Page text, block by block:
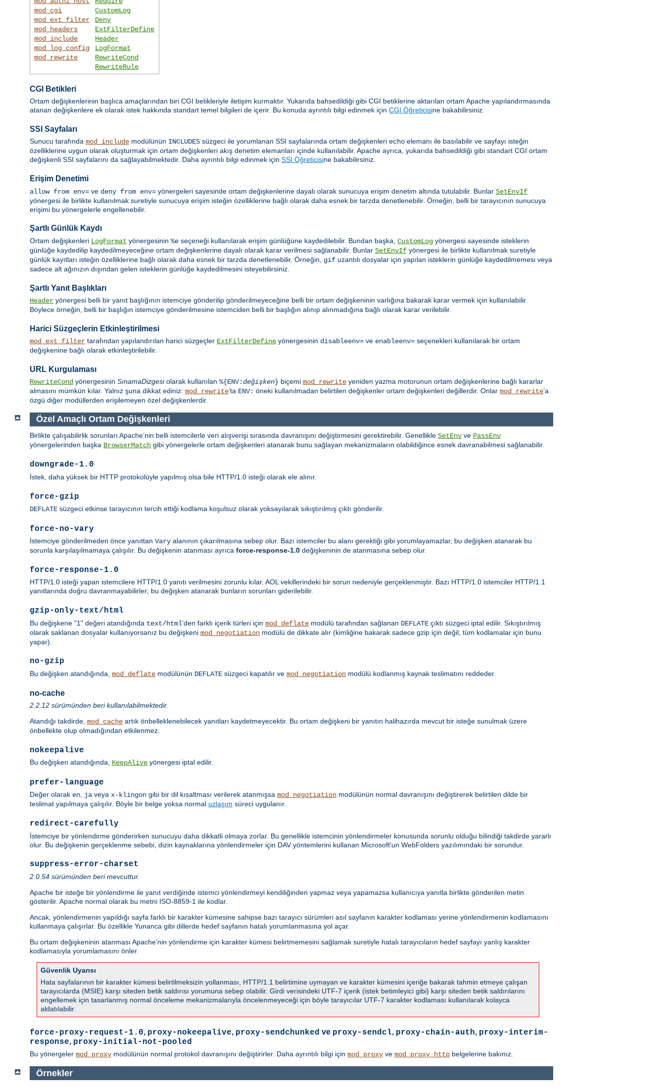
mod_cgi
mod_ext_filter
mod_headers
mod_include
mod_log_config
mod_rewrite
CustomLog
Deny
ExtFilterDefine
Header
LogFormat
RewriteCond
RewriteRule
CGI Betikleri
Ortam değişkenlerinin başlıca amaçlarından biri CGI betikleriyle iletişim kurmaktır. Yukarıda bahsedildiği gibi CGI betiklerine aktarılan ortam Apache yapılandırmasında
atanan değişkenlere ek olarak istek hakkında standart temel bilgileri de içerir. Bu konuda ayrıntılı bilgi edinmek için CGI Öğreticisine bakabilirsiniz.
SSI Sayfaları
Sunucu tarafında mod_include modülünün INCLUDES süzgeci ile yorumlanan SSI sayfalarında ortam değişkenleri echo elemanı ile basılabilir ve sayfayı isteğin
özelliklerine uygun olarak oluşturmak için ortam değişkenleri akış denetim elemanları içinde kullanılabilir. Apache ayrıca, yukarıda bahsedildiği gibi standart CGI ortam
değişkenli SSI sayfalarını da sağlayabilmektedir. Daha ayrıntılı bilgi edinmek için SSI Öğreticisine bakabilirsiniz.
Erişim Denetimi
allow from env= ve deny from env= yönergeleri sayesinde ortam değişkenlerine dayalı olarak sunucuya erişim denetim altında tutulabilir. Bunlar SetEnvIf
yönergesi ile birlikte kullanılmak suretiyle sunucuya erişim isteğin özelliklerine bağlı olarak daha esnek bir tarzda denetlenebilir. Örneğin, belli bir tarayıcının sunucuya
erişimi bu yönergelerle engellenebilir.
Şartlı Günlük Kaydı
Ortam değişkenleri LogFormat yönergesinin %e seçeneği kullanılarak erişim günlüğüne kaydedilebilir. Bundan başka, CustomLog yönergesi sayesinde isteklerin
günlüğe kaydedilip kaydedilmeyeceğine ortam değişkenlerine dayalı olarak karar verilmesi sağlanabilir. Bunlar SetEnvIf yönergesi ile birlikte kullanılmak suretiyle
günlük kayıtları isteğin özelliklerine bağlı olarak daha esnek bir tarzda denetlenebilir. Örneğin, gif uzantılı dosyalar için yapılan isteklerin günlüğe kaydedilmemesi veya
sadece alt ağınızın dışından gelen isteklerin günlüğe kaydedilmesini isteyebilirsiniz.
Şartlı Yanıt Başlıkları
Header yönergesi belli bir yanıt başlığının istemciye gönderilip gönderilmeyeceğine belli bir ortam değişkeninin varlığına bakarak karar vermek için kullanılabilir.
Böylece örneğin, belli bir başlığın istemciye gönderilmesine istemciden belli bir başlığın alınıp alınmadığına bağlı olarak karar verilebilir.
Harici Süzgeçlerin Etkinleştirilmesi
mod_ext_filter tarafından yapılandırılan harici süzgeçler ExtFilterDefine yönergesinin disableenv= ve enableenv= seçenekleri kullanılarak bir ortam
değişkenine bağlı olarak etkinleştirilebilir.
URL Kurgulaması
RewriteCond yönergesinin SınamaDizgesiolarak kullanılan %{ENV:değişken} biçemi mod_rewrite yeniden yazma motorunun ortam değişkenlerine bağlı kararlar
almasını mümkün kılar. Yalnız şuna dikkat ediniz: mod_rewrite’ta ENV: öneki kullanılmadan belirtilen değişkenler ortam değişkenleri değillerdir. Onlar mod_rewrite’a
özgü diğer modüllerden erişilemeyen özel değişkenlerdir.
Özel Amaçlı Ortam Değişkenleri
Birlikte çalışabilirlik sorunları Apache’nin belli istemcilerle veri alışverişi sırasında davranışını değiştirmesini gerektirebilir. Genellikle SetEnv ve PassEnv
yönergelerinden başka BrowserMatch gibi yönergelerle ortam değişkenleri atanarak bunu sağlayan mekanizmaların olabildiğince esnek davranabilmesi sağlanabilir.
downgrade-1.0
İstek, daha yüksek bir HTTP protokolüyle yapılmış olsa bile HTTP/1.0 isteği olarak ele alınır.
force-gzip
DEFLATE süzgeci etkinse tarayıcının tercih ettiği kodlama koşulsuz olarak yoksayılarak sıkıştırılmış çıktı gönderilir.
force-no-vary
İstemciye gönderilmeden önce yanıttan Vary alanının çıkarılmasına sebep olur. Bazı istemciler bu alanı gerektiği gibi yorumlayamazlar, bu değişken atanarak bu
sorunla karşılaşılmamaya çalışılır. Bu değişkenin atanması ayrıca force-response-1.0 değişkeninin de atanmasına sebep olur.
force-response-1.0
HTTP/1.0 isteği yapan istemcilere HTTP/1.0 yanıtı verilmesini zorunlu kılar. AOL vekillerindeki bir sorun nedeniyle gerçeklenmiştir. Bazı HTTP/1.0 istemciler HTTP/1.1
yanıtlarında doğru davranmayabilirler; bu değişken atanarak bunların sorunları giderilebilir.
gzip-only-text/html
Bu değişkene "1" değeri atandığında text/html’den farklı içerik türleri için mod_deflate modülü tarafından sağlanan DEFLATE çıktı süzgeci iptal edilir. Sıkıştırılmış
olarak saklanan dosyalar kullanıyorsanız bu değişkeni mod_negotiation modülü de dikkate alır (kimliğine bakarak sadece gzip için değil, tüm kodlamalar için bunu
yapar).
no-gzip
Bu değişken atandığında, mod_deflate modülünün DEFLATE süzgeci kapatılır ve mod_negotiation modülü kodlanmış kaynak teslimatını reddeder.
no-cache
2.2.12 sürümünden beri kullanılabilmektedir.
Atandığı takdirde, mod_cache artık önbelleklenebilecek yanıtları kaydetmeyecektir. Bu ortam değişkeni bir yanıtın halihazırda mevcut bir isteğe sunulmak üzere
önbellekte olup olmadığından etkilenmez.
nokeepalive
Bu değişken atandığında, KeepAlive yönergesi iptal edilir.
prefer-language
Değer olarak en, ja veya x-klingon gibi bir dil kısaltması verilerek atanmışsa mod_negotiation modülünün normal davranışını değiştirerek belirtilen dilde bir
teslimat yapılmaya çalışılır. Böyle bir belge yoksa normal uzlaşım süreci uygulanır.
redirect-carefully
İstemciye bir yönlendirme gönderirken sunucuyu daha dikkatli olmaya zorlar. Bu genellikle istemcinin yönlendirmeler konusunda sorunlu olduğu bilindiği takdirde yararlı
olur. Bu değişkenin gerçeklenme sebebi, dizin kaynaklarına yönlendirmeler için DAV yöntemlerini kullanan Microsoft'un WebFolders yazılımındaki bir sorundur.
suppress-error-charset
2.0.54 sürümünden beri mevcuttur.
Apache bir isteğe bir yönlendirme ile yanıt verdiğinde istemci yönlendirmeyi kendiliğinden yapmaz veya yapamazsa kullanıcıya yanıtla birlikte gönderilen metin
gösterilir. Apache normal olarak bu metni ISO-8859-1 ile kodlar.
Ancak, yönlendirmenin yapıldığı sayfa farklı bir karakter kümesine sahipse bazı tarayıcı sürümleri asıl sayfanın karakter kodlaması yerine yönlendirmenin kodlamasını
kullanmaya çalışırlar. Bu özellikle Yunanca gibi dillerde hedef sayfanın hatalı yorumlanmasına yol açar.
Bu ortam değişkeninin atanması Apache’nin yönlendirme için karakter kümesi belirtmemesini sağlamak suretiyle hatalı tarayıcıların hedef sayfayı yanlış karakter
kodlamasıyla yorumlamasını önler.
Güvenlik Uyarısı
Hata sayfalarının bir karakter kümesi belirtilmeksizin yollanması, HTTP/1.1 belirtimine uymayan ve karakter kümesini içeriğe bakarak tahmin etmeye çalışan
tarayıcılarda (MSIE) karşı siteden betik saldırısı yorumuna sebep olabilir. Girdi verisindeki UTF-7 içerik (istek betimleyici gibi) karşı siteden betik saldırılarını
engellemek için tasarlanmış normal önceleme mekanizmalarıyla öncelenmeyeceği için böyle tarayıcılar UTF-7 karakter kodlaması kullanılarak kolayca
aldatılabilir.
force-proxy-request-1.0, proxy-nokeepalive, proxy-sendchunked ve proxy-sendcl, proxy-chain-auth, proxy-interim-
response, proxy-initial-not-pooled
Bu yönergeler mod_proxy modülünün normal protokol davranışını değiştirirler. Daha ayrıntılı bilgi için mod_proxy ve mod_proxy_http belgelerine bakınız.
Örnekler